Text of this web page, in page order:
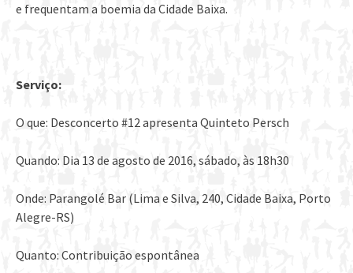
e frequentam a boemia da Cidade Baixa.
Serviço:
O que: Desconcerto #12 apresenta Quinteto Persch
Quando: Dia 13 de agosto de 2016, sábado, às 18h30
Onde: Parangolé Bar (Lima e Silva, 240, Cidade Baixa, Porto
Alegre-RS)
Quanto: Contribuição espontânea